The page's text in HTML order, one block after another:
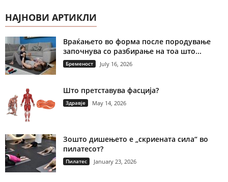
НАЈНОВИ АРТИКЛИ
Враќањето во форма после породување
започнува со разбирање на тоа што...
Бременост July 16, 2026
Што претставува фасција?
Здравје May 14, 2026
Зошто дишењето е „скриената сила“ во
пилатесот?
Пилатес January 23, 2026